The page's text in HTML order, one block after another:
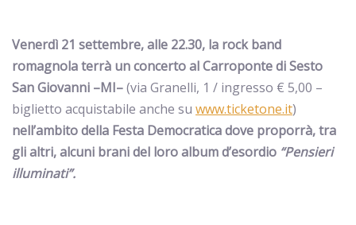
Venerdì 21 settembre, alle 22.30, la rock band
romagnola terrà un concerto al Carroponte di Sesto
San Giovanni –MI–(via Granelli, 1 / ingresso € 5,00 –
biglietto acquistabile anche su www.ticketone.it)
nell’ambito della Festa Democratica dove proporrà, tra
gli altri, alcuni brani del loro album d’esordio “Pensieri
illuminati”.